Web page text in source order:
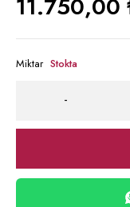
11.750,00
Miktar Stokta